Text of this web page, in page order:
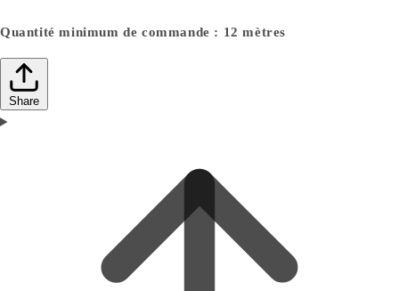
Quantité minimum de commande : 12 mètres
Share